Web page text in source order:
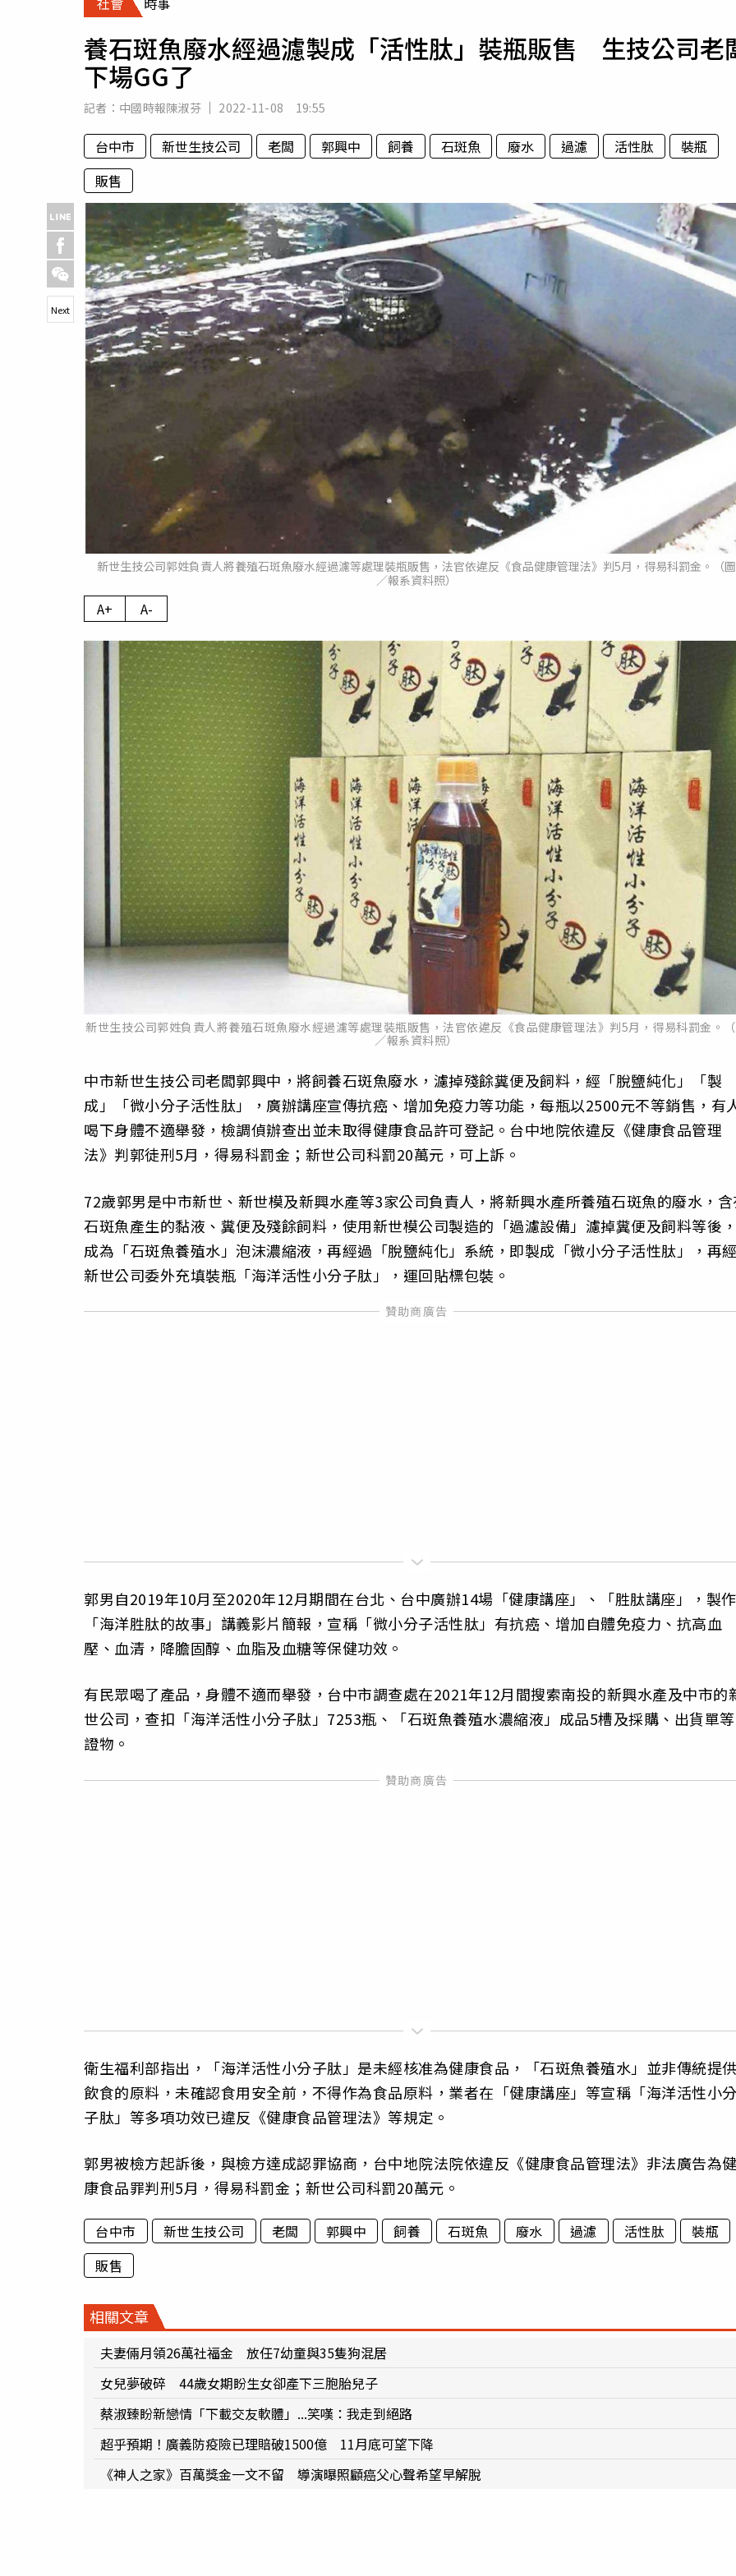
專欄
運勢
養石斑魚廢水經過濾製成「活性肽」裝瓶販售 生技公司老
下場GG了
記者： 中國時報陳淑芬 2022-11-08 19:55
台中市 新世生技公司 老闆 郭興中 飼養 石斑魚 廢水 過濾 活性肽
裝瓶
販售
新世生技公司郭姓負責人將養殖石斑魚廢水經過濾等處理裝瓶販售，法官依違反《食品健康管理法》判5月，得易科罰金。（圖
／報系資料照）
Next
A+ A-
新世生技公司郭姓負責人將養殖石斑魚廢水經過濾等處理裝瓶販售，法官依違反《食品健康管理法》判5月，得易科罰金。
／報系資料照）
中市新世生技公司老闆郭興中，將飼養石斑魚廢水，濾掉殘餘糞便及飼料，經「脫鹽純化」「製
成」「微小分子活性肽」，廣辦講座宣傳抗癌、增加免疫力等功能，每瓶以2500元不等銷售，有
喝下身體不適舉發，檢調偵辦查出並未取得健康食品許可登記。台中地院依違反《健康食品管理
法》判郭徒刑5月，得易科罰金；新世公司科罰20萬元，可上訴。
72歲郭男是中市新世、新世模及新興水產等3家公司負責人，將新興水產所養殖石斑魚的廢水，
石斑魚產生的黏液、糞便及殘餘飼料，使用新世模公司製造的「過濾設備」濾掉糞便及飼料等後
成為「石斑魚養殖水」泡沫濃縮液，再經過「脫鹽純化」系統，即製成「微小分子活性肽」，再
新世公司委外充填裝瓶「海洋活性小分子肽」，運回貼標包裝。
郭男自2019年10月至2020年12月期間在台北、台中廣辦14場「健康講座」、「胜肽講座」，製作
「海洋胜肽的故事」講義影片簡報，宣稱「微小分子活性肽」有抗癌、增加自體免疫力、抗高血
壓、血清，降膽固醇、血脂及血糖等保健功效。
有民眾喝了產品，身體不適而舉發，台中市調查處在2021年12月間搜索南投的新興水產及中市的
世公司，查扣「海洋活性小分子肽」7253瓶、「石斑魚養殖水濃縮液」成品5槽及採購、出貨單等
證物。
衛生福利部指出，「海洋活性小分子肽」是未經核准為健康食品，「石斑魚養殖水」並非傳統提
飲食的原料，未確認食用安全前，不得作為食品原料，業者在「健康講座」等宣稱「海洋活性小
子肽」等多項功效已違反《健康食品管理法》等規定。
郭男被檢方起訴後，與檢方達成認罪協商，台中地院法院依違反《健康食品管理法》非法廣告為
康食品罪判刑5月，得易科罰金；新世公司科罰20萬元。
台中市 新世生技公司 老闆 郭興中 飼養 石斑魚 廢水 過濾 活性肽
裝瓶
販售
相關文章
夫妻倆月領26萬社福金 放任7幼童與35隻狗混居
女兒夢破碎 44歲女期盼生女卻產下三胞胎兒子
蔡淑臻盼新戀情「下載交友軟體」...笑嘆：我走到絕路
超乎預期！廣義防疫險已理賠破1500億 11月底可望下降
《神人之家》百萬獎金一文不留 導演曝照顧癌父心聲希望早解脫